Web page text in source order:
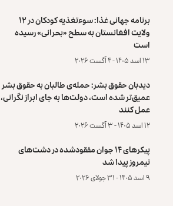
برنامه جهانی غذا: سوءتغذیه کودکان در ۱۲
ولایت افغانستان به سطح «بحرانی» رسیده
است
۱۳ اسد ۱۴۰۵ - ۴ آگست ۲۰۲۶
دیدبان حقوق بشر: حمله‌ی طالبان به حقوق بشر
عمیق‌تر شده است، دولت‌ها به جای ابراز نگرانی،
عمل کنند
۱۲ اسد ۱۴۰۵ - ۳ آگست ۲۰۲۶
پیکرهای ۱۴ جوان مفقودشده در دشت‌های
نیمروز پیدا شد
۹ اسد ۱۴۰۵ - ۳۱ جولای ۲۰۲۶